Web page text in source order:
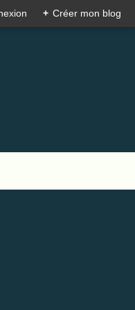
+ Créer mon blog